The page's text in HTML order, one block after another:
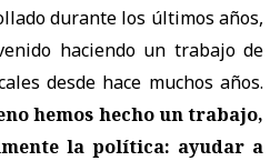
durante los últimos años,
haciendo un trabajo de
desde hace muchos años.
hemos hecho un trabajo,
la política: ayudar a